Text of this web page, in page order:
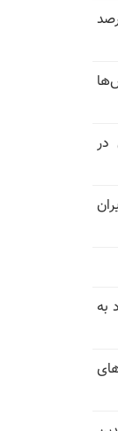
و تیر بیش از ۳۰۰درصد
در
به